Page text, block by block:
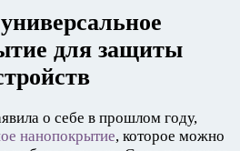
для защиты
о себе в прошлом году,
нанопокрытие, которое можно